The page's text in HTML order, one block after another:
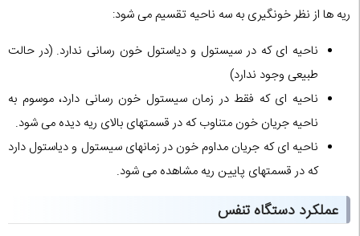
ریه ها از نظر خونگیری به سه ناحیه تقسیم می شود:
ناحیه ای که در سیستول و دیاستول خون رسانی ندارد. (در حالت
طبیعی وجود ندارد)
ناحیه ای که فقط در زمان سیستول خون رسانی دارد، موسوم به
ناحیه جریان خون متناوب که در قسمتهای بالای ریه دیده می شود.
ناحیه ای که جریان مداوم خون در زمانهای سیستول و دیاستول دارد
که در قسمتهای پایین ریه مشاهده می شود.
عملکرد دستگاه تنفس